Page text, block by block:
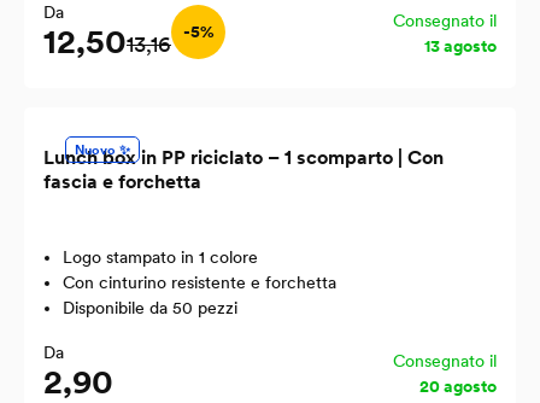
Da
12,5013,16 -5%
Consegnato il
13 agosto
Nuovo ✨
Lunch box in PP riciclato – 1 scomparto | Con
fascia e forchetta
Logo stampato in 1 colore
Con cinturino resistente e forchetta
Disponibile da 50 pezzi
Da
2,90
Consegnato il
20 agosto